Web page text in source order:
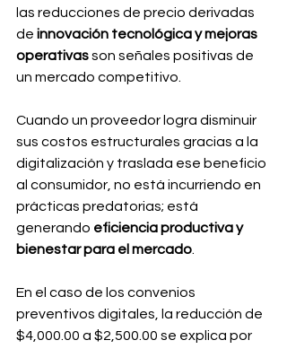
las reducciones de precio derivadas
de innovación tecnológica y mejoras
operativas son señales positivas de
un mercado competitivo.
Cuando un proveedor logra disminuir
sus costos estructurales gracias a la
digitalización y traslada ese beneficio
al consumidor, no está incurriendo en
prácticas predatorias; está
generando eficiencia productiva y
bienestar para el mercado
En el caso de los convenios
preventivos digitales, la reducción de
$4,000.00 a $2,500.00 se explica por